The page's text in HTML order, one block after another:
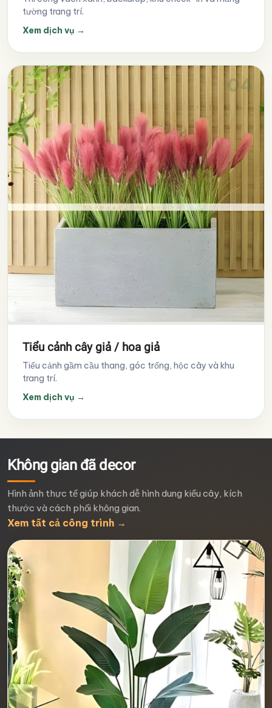
tường trang trí.
Xem dịch vụ →
Tiểu cảnh cây giả / hoa giả
Tiểu cảnh gầm cầu thang, góc trống, hộc cây và khu
trang trí.
Xem dịch vụ →
Không gian đã decor
Hình ảnh thực tế giúp khách dễ hình dung kiểu cây, kích
thước và cách phối không gian.
Xem tất cả công trình →